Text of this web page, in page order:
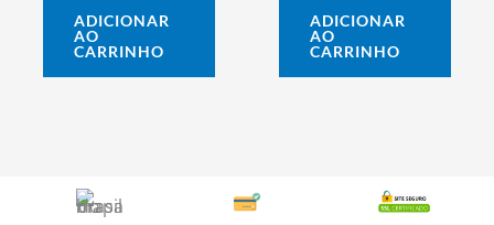
ADICIONAR
AO
CARRINHO
ADICIONAR
AO
CARRINHO